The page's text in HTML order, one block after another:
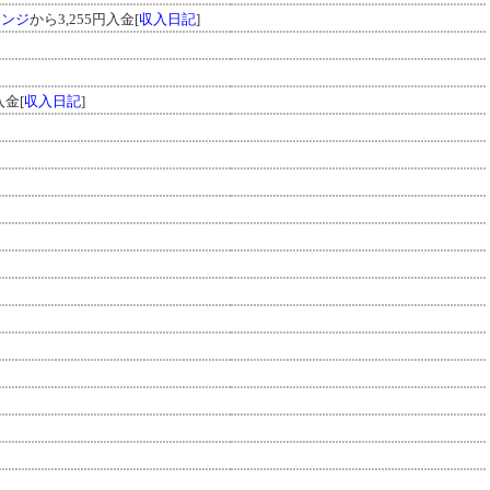
ジから3,255円入金[収入日記]
金[収入日記]